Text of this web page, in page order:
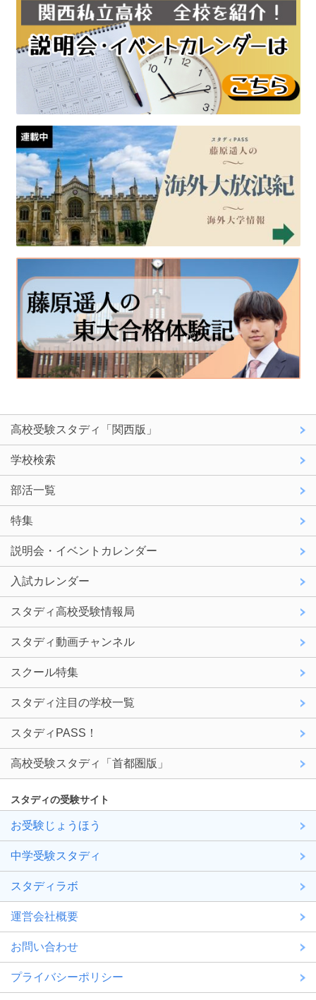
高校受験スタディ「関西版」
学校検索
部活一覧
特集
説明会・イベントカレンダー
入試カレンダー
スタディ高校受験情報局
スタディ動画チャンネル
スクール特集
スタディ注目の学校一覧
スタディPASS！
高校受験スタディ「首都圏版」
スタディの受験サイト
お受験じょうほう
中学受験スタディ
スタディラボ
運営会社概要
お問い合わせ
プライバシーポリシー